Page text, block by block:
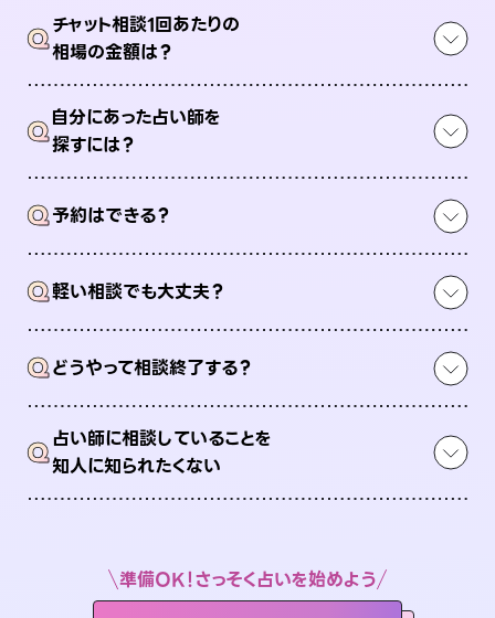
Qチャット相談1回あたりの
相場の金額は？
Q自分にあった占い師を
探すには？
Q予約はできる？
Q軽い相談でも大丈夫？
Qどうやって相談終了する？
Q占い師に相談していることを
知人に知られたくない
準備OK！さっそく占いを始めよう